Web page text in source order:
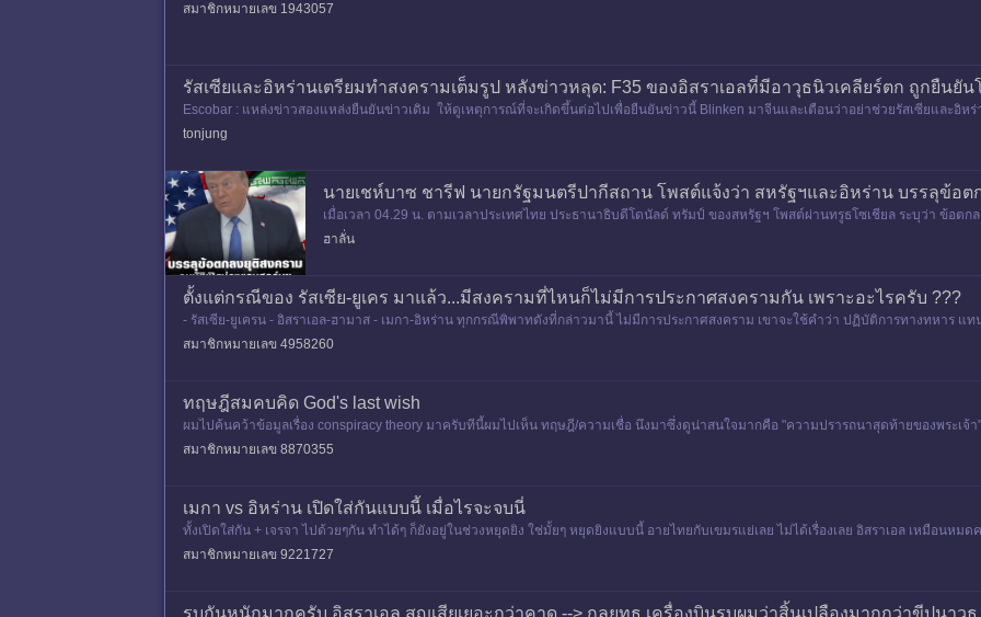
สมาชิกหมายเลข 1943057
รัสเซียและอิหร่านเตรียมทำสงครามเต็มรูป หลังข่าวหลุด: F35 ของอิสราเอลที่มีอาวุธนิวเคลียร์ตก ถูกยืนยั
Escobar : แหล่งข่าวสองแหล่งยืนยันข่าวเดิม ให้ดูเหตุการณ์ที่่จะเกิดขึ้นต่อไปเพื่อยืนยันข่าวนี้ Blinken มาจีนและเตือนว่าอย่าช่วยรัสเซียและอิหร่
tonjung
นายเชห์บาซ ชารีฟ นายกรัฐมนตรีปากีสถาน โพสต์แจ้งว่า สหรัฐฯและอิหร่าน บรรลุข้อต
เมื่อเวลา 04.29 น. ตามเวลาประเทศไทย ประธานาธิบดีโดนัลด์ ทรัมป์ ของสหรัฐฯ โพสต์ผ่านทรูธโซเชียล ระบุว่า ข้อต
แสดงความยินดีกับทุกฝ่ายที่เกี่ยวข้อง.ทรัม
ฮาลั่น
ตั้งแต่กรณีของ รัสเซีย-ยูเคร มาแล้ว...มีสงครามที่ไหนก็ไม่มีการประกาศสงครามกัน เพราะอะไรครับ ???
- รัสเซีย-ยูเครน - อิสราเอล-ฮามาส - เมกา-อิหร่าน ทุกกรณีพิพาทดังที่กล่าวมานี้ ไม่มีการประกาศสงคราม เขาจะใช้คำว่า ปฏิบัติการทางทหาร แท
สมาชิกหมายเลข 4958260
ทฤษฎีสมคบคิด God's last wish
ผมไปค้นคว้าข้อมูลเรื่อง conspiracy theory มาครับทีนี้ผมไปเห็น ทฤษฎี/ความเชื่อ นึงมาซึ่งดูน่าสนใจมากคือ "​ความปรารถนาสุดท้ายของพระเ
มี
สมาชิกหมายเลข 8870355
เมกา vs อิหร่าน เปิดใส่กันแบบนี้ เมื่อไรจะจบนี่
ทั้งเปิดใส่กัน + เจรจา ไปด้วยๆกัน ทำได้ๆ ก็ยังอยู่ในช่วงหยุดยิง ใช่มั้ยๆ หยุดยิงแบบนี้ อายไทยกับเขมรแย่เลย ไม่ได้เรื่องเลย อิสราเอล เหมือนห
ย่างเดียว ช
สมาชิกหมายเลข 9221727
รบกันหนักมากครับ อิสราเอล สูญเสียเยอะกว่าคาด --> กลยุทธ เครื่องบินรบผมว่าสิ้นเปลืองมากกว่าขีปนาวุธ